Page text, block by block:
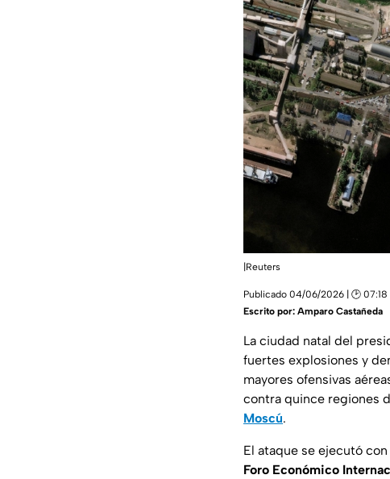
|Reuters
Publicado 04/06/2026 | 🕑 07:18
Escrito por: Amparo Castañeda
La ciudad natal del
fuertes explosiones y
mayores ofensivas
contra quince regiones
Moscú.
El ataque se ejecutó
Foro Económico